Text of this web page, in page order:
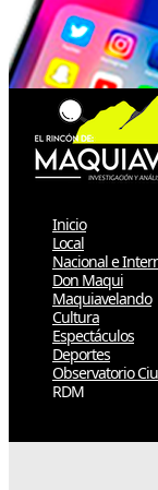
Inicio
Local
Nacional e
Don Maqui
Maquiavelando
Cultura
Espectáculos
Deportes
Observatorio
RDM